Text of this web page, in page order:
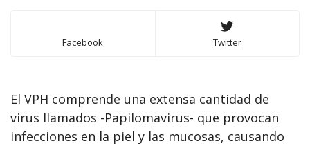
Facebook Twitter
El VPH comprende una extensa cantidad de
virus llamados -Papilomavirus- que provocan
infecciones en la piel y las mucosas, causando